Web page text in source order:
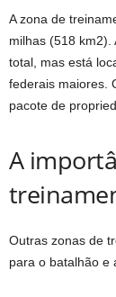
A zona de
milhas (518 km2).
total, mas está
federais maiores.
pacote de
A
Outras zonas de
para o batalhão e